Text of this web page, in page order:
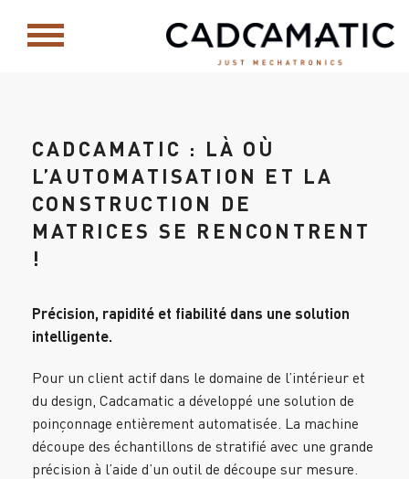
CADCAMATIC : LÀ OÙ
L’AUTOMATISATION ET LA
CONSTRUCTION DE
MATRICES SE RENCONTRENT
!
Précision, rapidité et fiabilité dans une solution
intelligente.
Pour un client actif dans le domaine de l’intérieur et
du design, Cadcamatic a développé une solution de
poinçonnage entièrement automatisée. La machine
découpe des échantillons de stratifié avec une grande
précision à l’aide d’un outil de découpe sur mesure.